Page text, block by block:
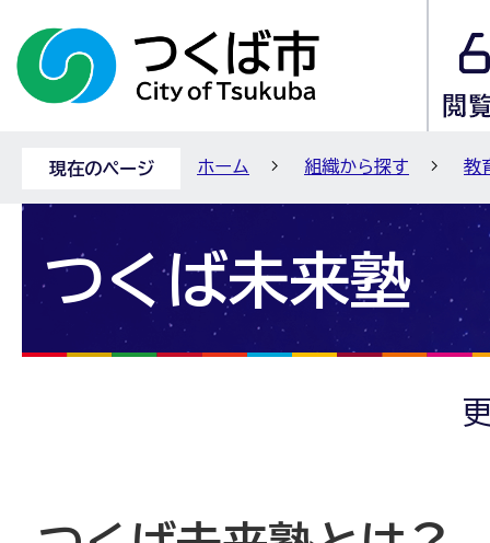
現在のページ ホーム 組織から探す 教
つくば未来塾